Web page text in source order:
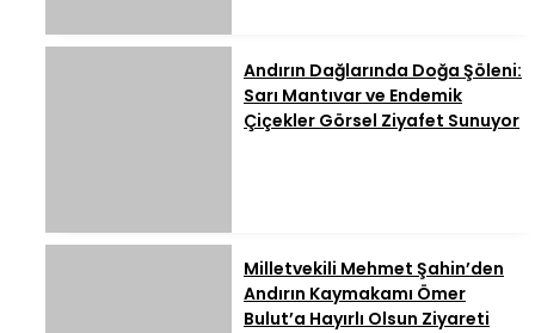
Andırın Dağlarında Doğa Şöleni:
Sarı Mantıvar ve Endemik
Çiçekler Görsel Ziyafet Sunuyor
Milletvekili Mehmet Şahin’den
Andırın Kaymakamı Ömer
Bulut’a Hayırlı Olsun Ziyareti